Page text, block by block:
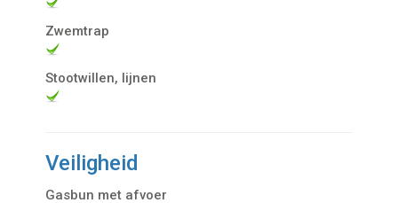
Zwemtrap
Stootwillen, lijnen
Veiligheid
Gasbun met afvoer